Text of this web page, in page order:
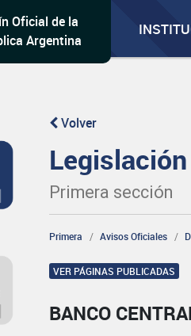
Oficial de la
Argentina
Volver
Primera sección
Primera Avisos Oficiales
VER PÁGINAS PUBLICADAS
BANCO